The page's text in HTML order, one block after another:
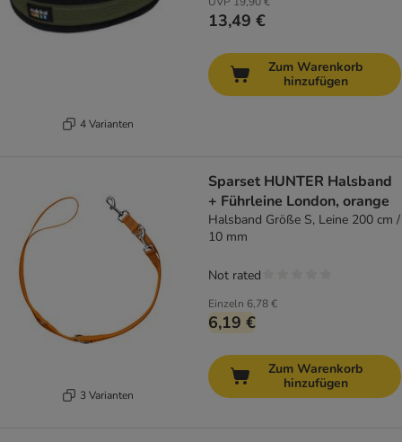
4 Varianten
13,49 €
Zum Warenkorb
hinzufügen
3 Varianten
Sparset HUNTER Halsband
+ Führleine London, orange
Halsband Größe S, Leine 200 cm /
10 mm
Einzeln 6,78 €
6,19 €
Not rated
Zum Warenkorb
hinzufügen